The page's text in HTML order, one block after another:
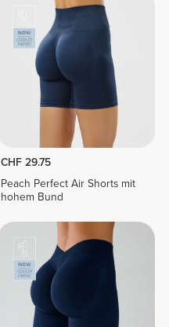
CHF 29.75
Peach Perfect Air Shorts mit
hohem Bund